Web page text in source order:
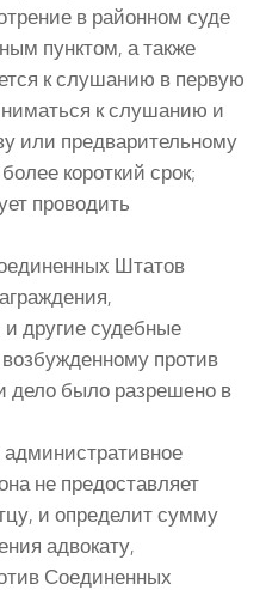
в районном суде
пунктом, а также
к слушанию в первую
к слушанию и
или предварительному
короткий срок;
проводить
Штатов
другие судебные
против
дело было разрешено в
административное
не предоставляет
и определит сумму
адвокату,
Соединенных